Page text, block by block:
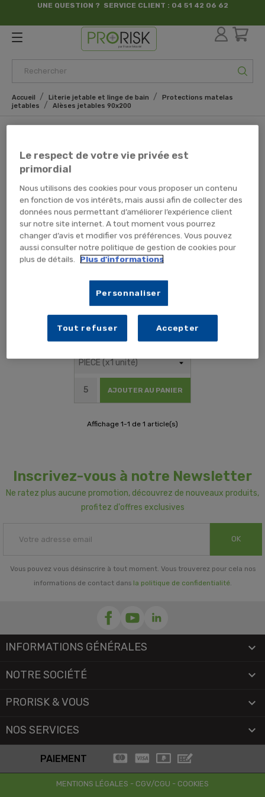
UNE QUESTION ? SERVICE CLIENT : 04 51 42 06 62
par France Sécurité
Accueil Literie jetable et linge de bain
Protections matelas
jetables
Alèses jetables 90x200
Il y a 1 produit.
Alèse Housse Jetable
CONFORT - 90x200x15cm
1,96 € TTC1,63 € HT
AJOUTER AU PANIER
Affichage 1-1 de 1 article(s)
Inscrivez-vous à notre Newsletter
Ne ratez plus aucune promotion, découvrez de nouveaux produits,
profitez d'offres exclusives
OK
Vous pouvez vous désinscrire à tout moment. Vous trouverez pour cela nos
informations de contact dans la politique de confidentialité.
INFORMATIONS GÉNÉRALES 
NOTRE SOCIÉTÉ 
PRORISK & VOUS 
NOS SERVICES 
PAIEMENT
MENTIONS LÉGALES - CGV/CGU - COOKIES
Le respect de votre vie privée est
primordial
Nous utilisons des cookies pour vous proposer un contenu
en fonction de vos intérêts, mais aussi afin de collecter des
données nous permettant d’améliorer l’expérience client
sur notre site internet. A tout moment vous pourrez
changer d’avis et modifier vos préférences. Vous pouvez
aussi consulter notre politique de gestion de cookies pour
plus de détails.
Plus d'informations
Personnaliser
Tout refuser Accepter